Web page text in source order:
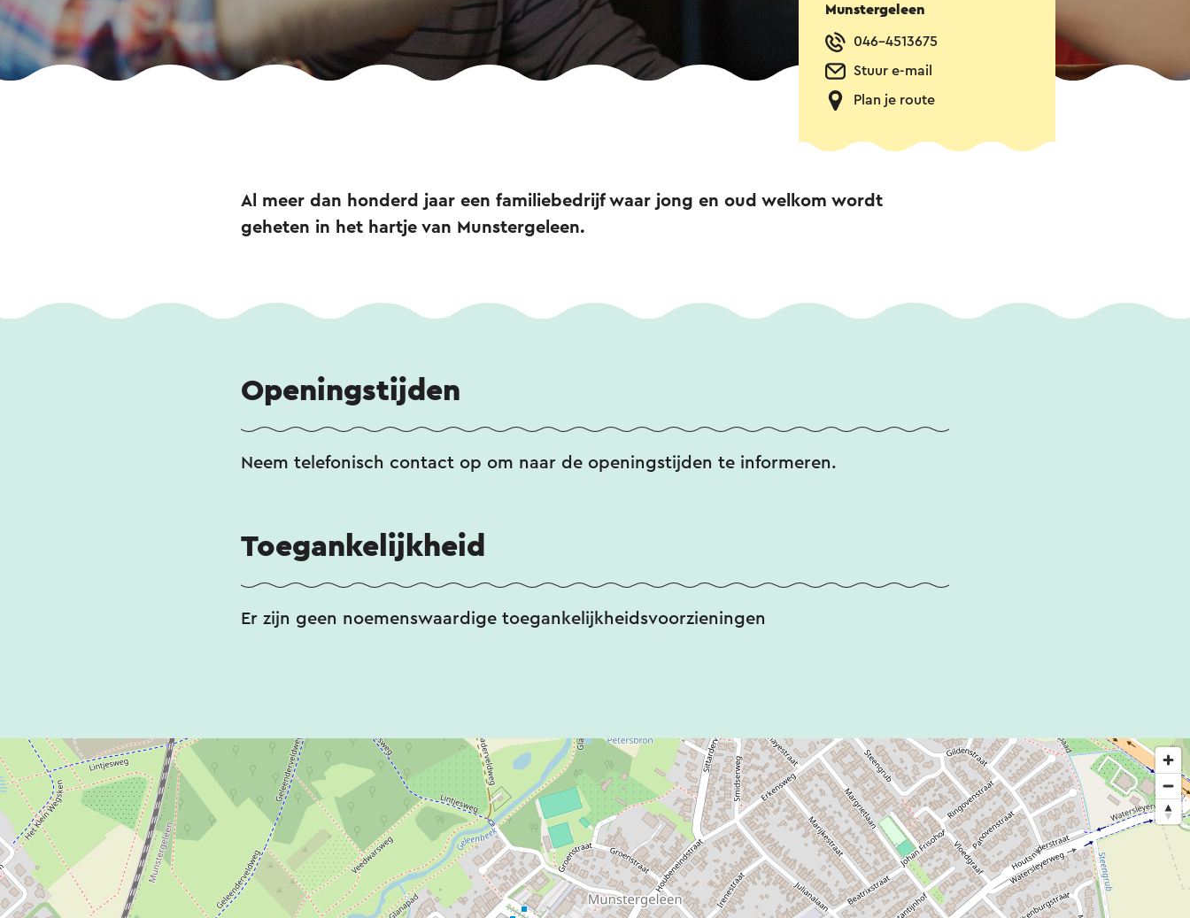
Munstergeleen
046-4513675
Stuur e-mail
Plan je route
Al meer dan honderd jaar een familiebedrijf waar jong en oud welkom wordt
geheten in het hartje van Munstergeleen.
Openingstijden
Neem telefonisch contact op om naar de openingstijden te informeren.
Toegankelijkheid
Er zijn geen noemenswaardige toegankelijkheidsvoorzieningen